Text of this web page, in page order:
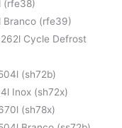
(rfe38)
Branco (rfe39)
Cycle Defrost
(sh72b)
Inox (sh72x)
(sh78x)